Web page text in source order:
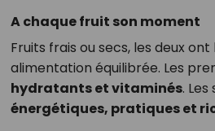
A chaque fruit son moment
Fruits frais ou secs, les deux
alimentation équilibrée. Les
hydratants et vitaminés.
énergétiques, pratiques et